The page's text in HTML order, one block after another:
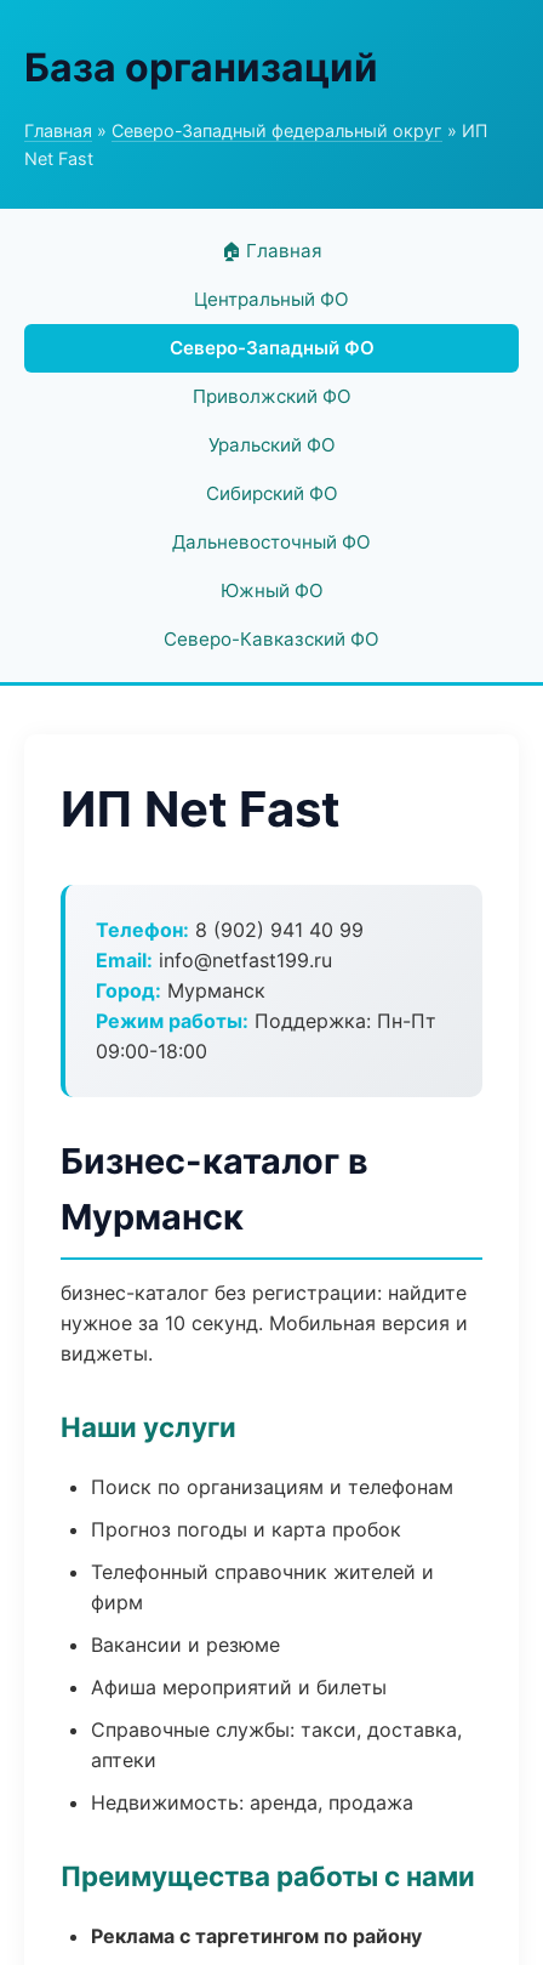
База организаций
Главная » Северо-Западный федеральный округ » ИП
Net Fast
🏠 Главная
Центральный ФО
Северо-Западный ФО
Приволжский ФО
Уральский ФО
Сибирский ФО
Дальневосточный ФО
Южный ФО
Северо-Кавказский ФО
ИП Net Fast
Телефон: 8 (902) 941 40 99
Email: info@netfast199.ru
Город: Мурманск
Режим работы: Поддержка: Пн-Пт
09:00-18:00
Бизнес-каталог в
Мурманск
бизнес-каталог без регистрации: найдите
нужное за 10 секунд. Мобильная версия и
виджеты.
Наши услуги
Поиск по организациям и телефонам
Прогноз погоды и карта пробок
Телефонный справочник жителей и
фирм
Вакансии и резюме
Афиша мероприятий и билеты
Справочные службы: такси, доставка,
аптеки
Недвижимость: аренда, продажа
Преимущества работы с нами
Реклама с таргетингом по району